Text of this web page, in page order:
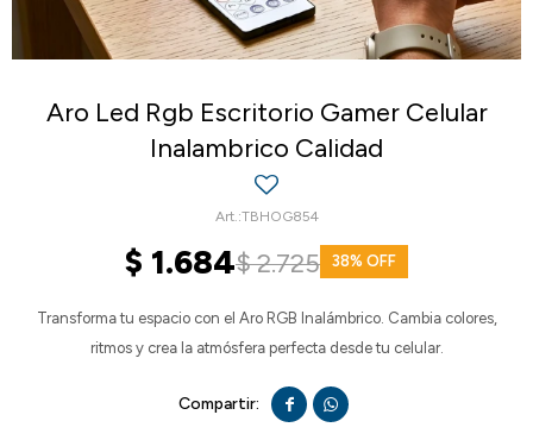
Aro Led Rgb Escritorio Gamer Celular
Inalambrico Calidad
TBHOG854
$ 1.684$2.725 38
Transforma tu espacio con el Aro RGB Inalámbrico. Cambia colores,
ritmos y crea la atmósfera perfecta desde tu celular.
 